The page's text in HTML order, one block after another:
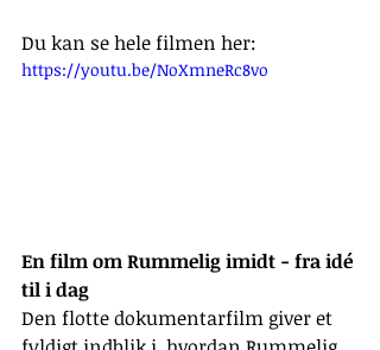
Du kan se hele filmen her:
https://youtu.be/NoXmneRc8vo
En film om Rummelig imidt - fra idé
til i dag
Den flotte dokumentarfilm giver et